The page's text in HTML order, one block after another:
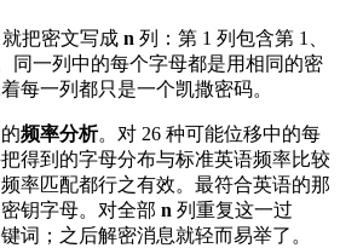
把密文写成 n 列：第 1 列包含第 1、
一列中的每个字母都是用相同的密
每一列都只是一个凯撒密码。
频率分析。对 26 种可能位移中的每
得到的字母分布与标准英语频率比较
率匹配都行之有效。最符合英语的那
钥字母。对全部 n 列重复这一过
词；之后解密消息就轻而易举了。